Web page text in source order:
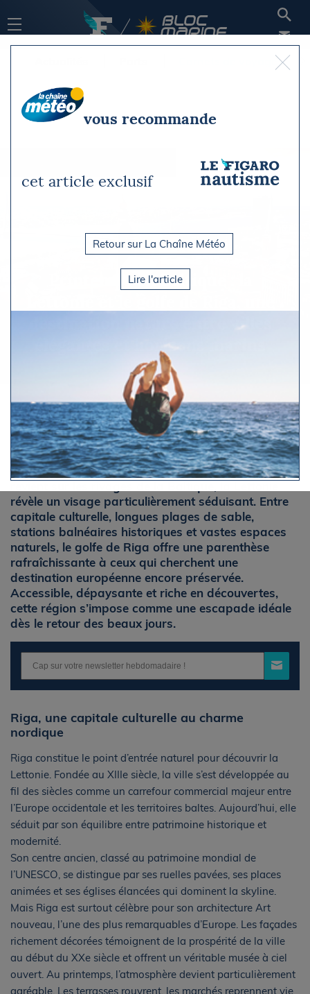
Carnets de voyage
Printemps en Baltique : la
destination nature entre villes
élégantes et horizons marins
Par Le Figaro Nautisme
Dimanche 19 avril 2026 à 6h10
Lorsque les journées s’allongent et que la lumière
revient sur les rivages de la Baltique, la Lettonie
révèle un visage particulièrement séduisant. Entre
capitale culturelle, longues plages de sable,
stations balnéaires historiques et vastes espaces
naturels, le golfe de Riga offre une parenthèse
rafraîchissante à ceux qui cherchent une
destination européenne encore préservée.
Accessible, dépaysante et riche en découvertes,
cette région s’impose comme une escapade idéale
dès le retour des beaux jours.
Riga, une capitale culturelle au charme
nordique
Riga constitue le point d’entrée naturel pour découvrir la
Lettonie. Fondée au XIIIe siècle, la ville s’est développée au
fil des siècles comme un carrefour commercial majeur entre
l’Europe occidentale et les territoires baltes. Aujourd’hui, elle
séduit par son équilibre entre patrimoine historique et
modernité.
Son centre ancien, classé au patrimoine mondial de
l’UNESCO, se distingue par ses ruelles pavées, ses places
animées et ses églises élancées qui dominent la skyline.
Mais Riga est surtout célèbre pour son architecture Art
nouveau, l’une des plus remarquables d’Europe. Les façades
richement décorées témoignent de la prospérité de la ville
au début du XXe siècle et offrent un véritable musée à ciel
ouvert. Au printemps, l’atmosphère devient particulièrement
agréable. Les terrasses rouvrent, les marchés reprennent vie
vous recommande
cet article exclusif
Retour sur La Chaîne Météo
Lire l'article